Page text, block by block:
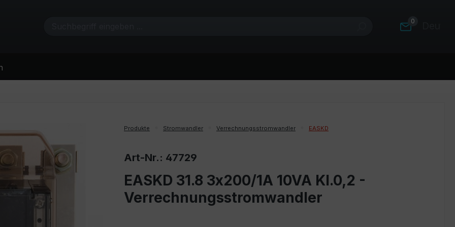
0
Produkte Stromwandler Verrechnungsstromwandler EASKD
Art-Nr.: 47729
EASKD 31.8 3x200/1A 10VA Kl.0,2 -
Verrechnungsstromwandler